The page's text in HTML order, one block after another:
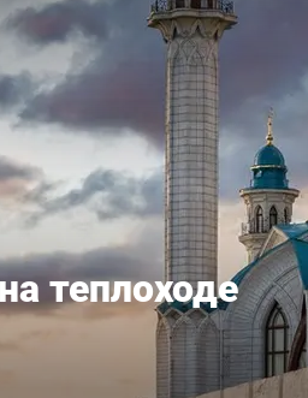
теплоходе